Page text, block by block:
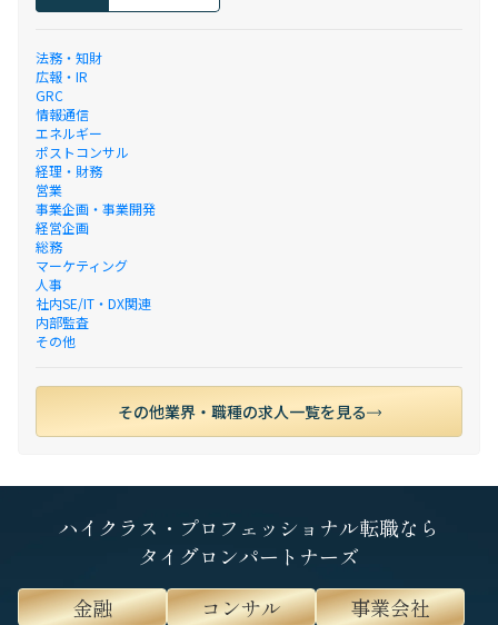
法務・知財
広報・IR
GRC
情報通信
エネルギー
ポストコンサル
経理・財務
営業
事業企画・事業開発
経営企画
総務
マーケティング
人事
社内SE/IT・DX関連
内部監査
その他
その他業界・職種の求人一覧を見る
ハイクラス・プロフェッショナル転職なら
タイグロンパートナーズ
金融
コンサル 事業会社